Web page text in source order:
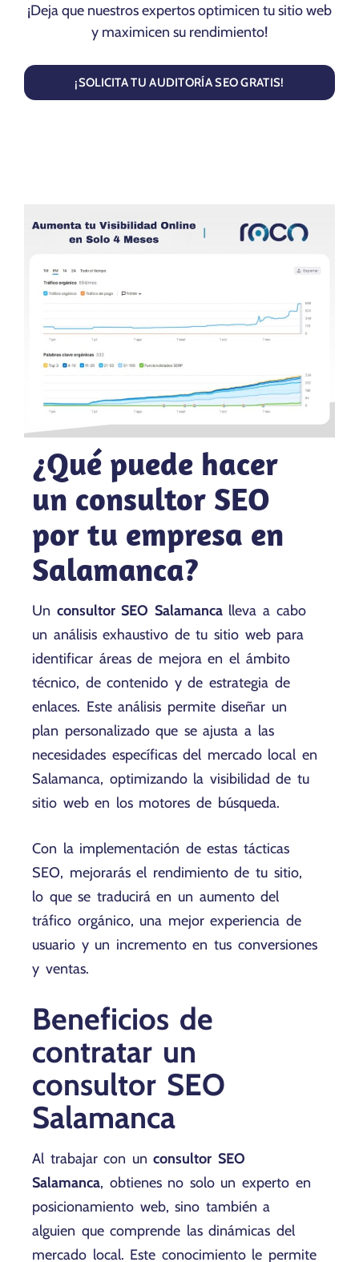
¡Deja que nuestros expertos optimicen tu sitio web
y maximicen su rendimiento!
¡SOLICITA TU AUDITORÍA SEO GRATIS!
¿Qué puede hacer
un consultor SEO
por tu empresa en
Salamanca?
Un consultor SEO Salamancalleva a cabo
un análisis exhaustivo de tu sitio web para
identificar áreas de mejora en el ámbito
técnico, de contenido y de estrategia de
enlaces. Este análisis permite diseñar un
plan personalizado que se ajusta a las
necesidades específicas del mercado local en
Salamanca, optimizando la visibilidad de tu
sitio web en los motores de búsqueda.
Con la implementación de estas tácticas
SEO, mejorarás el rendimiento de tu sitio,
lo que se traducirá en un aumento del
tráfico orgánico, una mejor experiencia de
usuario y un incremento en tus conversiones
y ventas.
Beneficios de
contratar un
consultor SEO
Salamanca
Al trabajar con unconsultor SEO
Salamanca, obtienes no solo un experto en
posicionamiento web, sino también a
alguien que comprende las dinámicas del
mercado local. Este conocimiento le permite